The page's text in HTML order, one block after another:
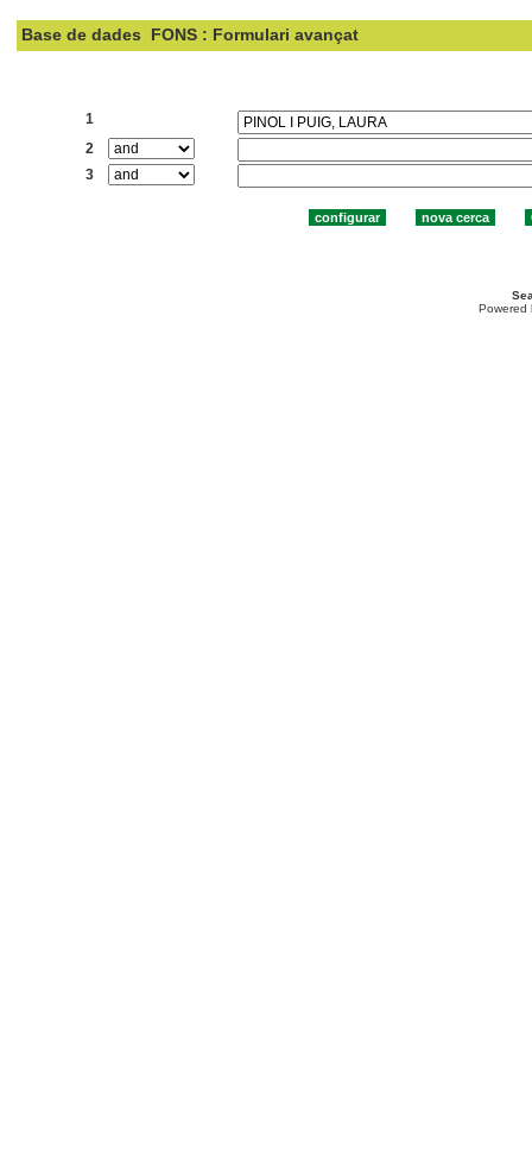
Base de dades FONS : Formulari avançat
1
2
3
Powered